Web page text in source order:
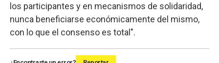
los participantes y en mecanismos de solidaridad,
nunca beneficiarse económicamente del mismo,
con lo que el consenso es total".